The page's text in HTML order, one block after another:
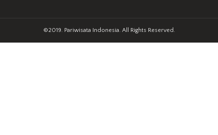
©2019. Pariwisata Indonesia. All Rights Reserved.